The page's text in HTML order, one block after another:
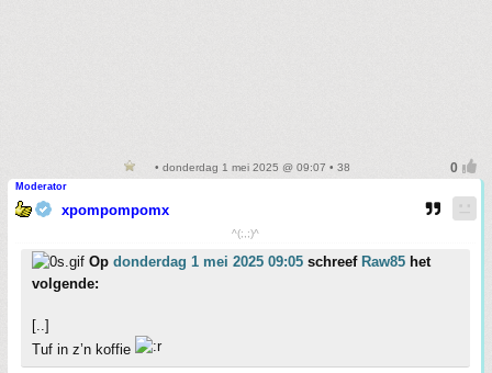
• donderdag 1 mei 2025 @ 09:07 • 38
Moderator
xpompompomx
^(;,;)^
Op donderdag 1 mei 2025 09:05 schreef Raw85 het
volgende:
[..]
Tuf in z’n koffie